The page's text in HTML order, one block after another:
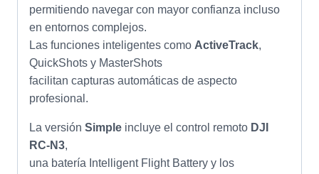
permitiendo navegar con mayor confianza incluso
en entornos complejos.
Las funciones inteligentes como ActiveTrack,
QuickShots y MasterShots
facilitan capturas automáticas de aspecto
profesional.
La versión Simple incluye el control remoto DJI
RC-N3,
una batería Intelligent Flight Battery y los